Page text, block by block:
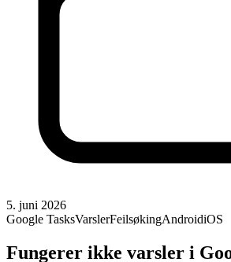
5. juni 2026
Google TasksVarslerFeilsøkingAndroidiOS
Fungerer ikke varsler i